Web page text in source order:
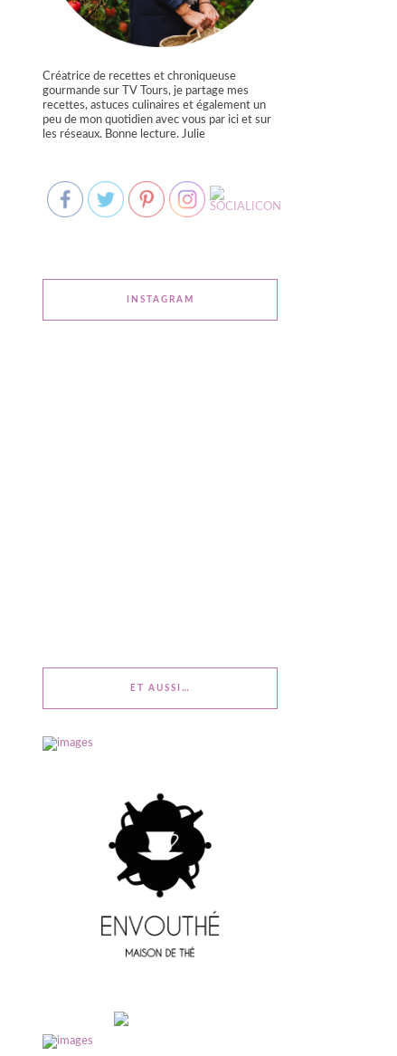
Créatrice de recettes et chroniqueuse
gourmande sur TV Tours, je partage mes
recettes, astuces culinaires et également un
peu de mon quotidien avec vous par ici et sur
les réseaux. Bonne lecture. Julie
INSTAGRAM
ET AUSSI…